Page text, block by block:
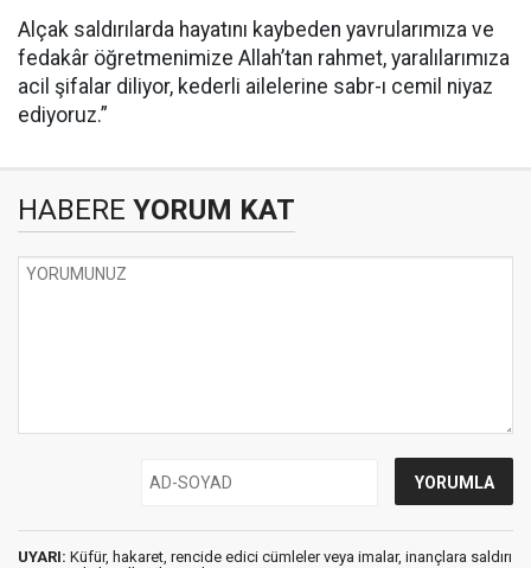
Alçak saldırılarda hayatını kaybeden yavrularımıza ve
fedakâr öğretmenimize Allah’tan rahmet, yaralılarımıza
acil şifalar diliyor, kederli ailelerine sabr-ı cemil niyaz
ediyoruz.”
HABERE YORUM KAT
UYARI: Küfür, hakaret, rencide edici cümleler veya imalar, inançlara saldırı